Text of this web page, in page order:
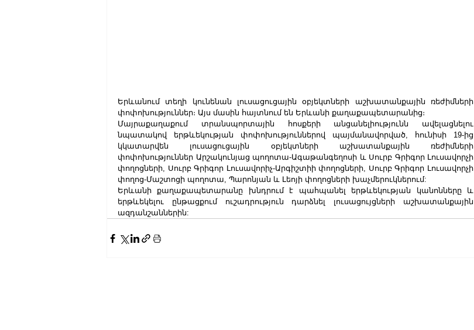
Երևանում տեղի կունենան լուսացուցային օբյեկտների աշխատանքային ռեժիմների
փոփոխություններ։ Այս մասին հայտնում են Երևանի քաղաքապետարանից։
Մայրաքաղաքում տրանսպորտային հոսքերի անցանելիությունն ավելացնելու
նպատակով երթևեկության փոփոխություններով պայմանավորված, հունիսի 19-ից
կկատարվեն լուսացուցային օբյեկտների աշխատանքային ռեժիմների
փոփոխություններ Արշակունյաց պողոտա-Ագաթանգեղոսի և Սուրբ Գրիգոր Լուսավորչի
փողոցների, Սուրբ Գրիգոր Լուսավորիչ-Արգիշտիի փողոցների, Սուրբ Գրիգոր Լուսավորչի
փողոց-Մաշտոցի պողոտա, Պարոնյան և Լեոյի փողոցների խաչմերուկներում:
Երևանի քաղաքապետարանը խնդրում է պահպանել երթևեկության կանոնները և
երթևեկելու ընթացքում ուշադրություն դարձնել լուսացույցների աշխատանքային
ազդանշաններին: